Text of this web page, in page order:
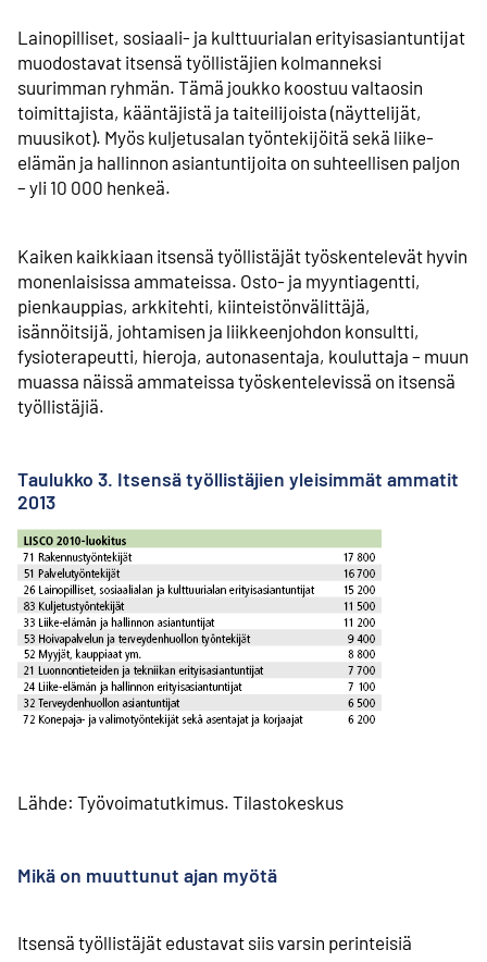
Lainopilliset, sosiaali- ja kulttuurialan erityis­asiantuntijat
muodostavat itsensä työllistäjien kolmanneksi
suurimman ryhmän. Tämä joukko koostuu valtaosin
toimittajista, kääntäjistä ja taiteilijoista (näyttelijät,
muusikot). Myös kuljetusalan työntekijöitä sekä liike-
elämän ja hallinnon asiantuntijoita on suhteellisen paljon
– yli 10 000 henkeä.
Kaiken kaikkiaan itsensä työllistäjät työskentelevät hyvin
monenlaisissa ammateissa. Osto- ja myyntiagentti,
pienkauppias, arkkitehti, kiinteistön­välittäjä,
isännöitsijä, johtamisen ja liikkeen­johdon konsultti,
fysioterapeutti, hieroja, autonasentaja, kouluttaja – muun
muassa näissä ammateissa työskentelevissä on itsensä
työllistäjiä.
Taulukko 3. Itsensä työllistäjien yleisimmät ammatit
2013
Lähde: Työvoimatutkimus. Tilastokeskus
Mikä on muuttunut ajan myötä
Itsensä työllistäjät edustavat siis varsin perinteisiä